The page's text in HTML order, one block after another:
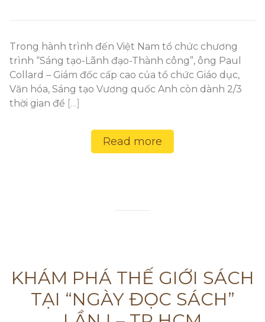
Trong hành trình đến Việt Nam tổ chức chương
trình “Sáng tạo-Lãnh đạo-Thành công”, ông Paul
Collard – Giám đốc cấp cao của tổ chức Giáo dục,
Văn hóa, Sáng tạo Vương quốc Anh còn dành 2/3
thời gian để […]
Read more
KHÁM PHÁ THẾ GIỚI SÁCH
TẠI “NGÀY ĐỌC SÁCH”